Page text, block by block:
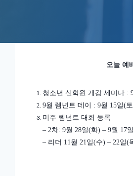
오늘 예
청소년 신학원 개강 세미나 :
9월 렘넌트 데이 : 9월 15일(토
미주 렘넌트 대회 등록
– 2차: 9월 28일(화) – 9월 17일
– 리더 11월 21일(수) – 22일(